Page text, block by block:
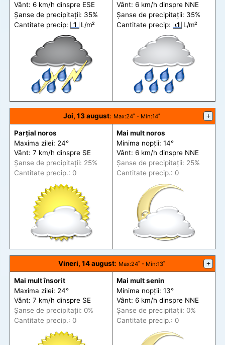
Vânt: 6 km/h dinspre ESE
Șanse de precipitații: 35%
Cantitate precip:
1 L/m²
Vânt: 6 km/h dinspre NNE
Șanse de precipitații: 35%
Cantitate precip: ‹1 L/m²
Joi, 13 august: Max:24˚ - Min:14˚ +
Parțial noros
Maxima zilei: 24°
Vânt: 7 km/h dinspre SE
Șanse de precipitații: 25%
Cantitate precip.: 0
Mai mult noros
Minima nopții: 14°
Vânt: 6 km/h dinspre NNE
Șanse de precipitații: 25%
Cantitate precip.: 0
Vineri, 14 august: Max:24˚ - Min:13˚ +
Mai mult însorit
Maxima zilei: 24°
Vânt: 7 km/h dinspre SE
Șanse de precipitații: 0%
Cantitate precip.: 0
Mai mult senin
Minima nopții: 13°
Vânt: 6 km/h dinspre NNE
Șanse de precipitații: 0%
Cantitate precip.: 0